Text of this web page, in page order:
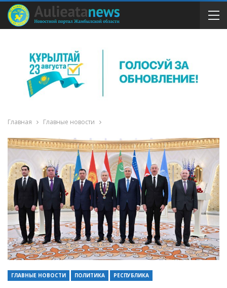
Главная Главные новости
ГЛАВНЫЕ НОВОСТИ ПОЛИТИКА РЕСПУБЛИКА